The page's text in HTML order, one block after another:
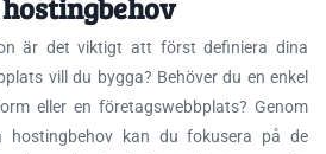
är det viktigt att först definiera dina
vill du bygga? Behöver du en enkel
eller en företagswebbplats? Genom
hostingbehov kan du fokusera på de